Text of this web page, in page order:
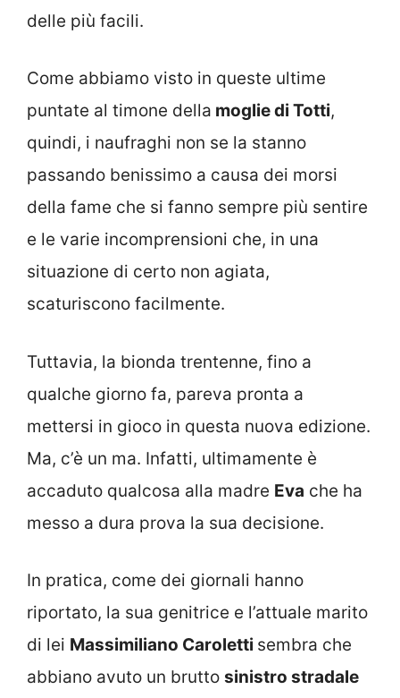
delle più facili.
Come abbiamo visto in queste ultime
puntate al timone della moglie di Totti,
quindi, i naufraghi non se la stanno
passando benissimo a causa dei morsi
della fame che si fanno sempre più sentire
e le varie incomprensioni che, in una
situazione di certo non agiata,
scaturiscono facilmente.
Tuttavia, la bionda trentenne, fino a
qualche giorno fa, pareva pronta a
mettersi in gioco in questa nuova edizione.
Ma, c’è un ma. Infatti, ultimamente è
accaduto qualcosa alla madre Eva che ha
messo a dura prova la sua decisione.
In pratica, come dei giornali hanno
riportato, la sua genitrice e l’attuale marito
di lei Massimiliano Caroletti sembra che
abbiano avuto un brutto sinistro stradale